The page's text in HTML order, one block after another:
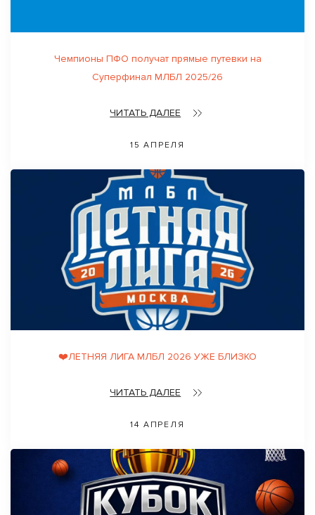
Чемпионы ПФО получат прямые путевки на
Суперфинал МЛБЛ 2025/26
ЧИТАТЬ ДАЛЕЕ
15 АПРЕЛЯ
❤️ЛЕТНЯЯ ЛИГА МЛБЛ 2026 УЖЕ БЛИЗКО
ЧИТАТЬ ДАЛЕЕ
14 АПРЕЛЯ